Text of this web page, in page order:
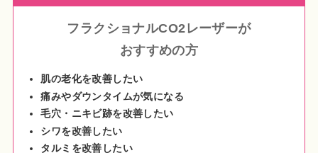
フラクショナルCO2レーザーが
おすすめの方
肌の老化を改善したい
痛みやダウンタイムが気になる
毛穴・ニキビ跡を改善したい
シワを改善したい
タルミを改善したい